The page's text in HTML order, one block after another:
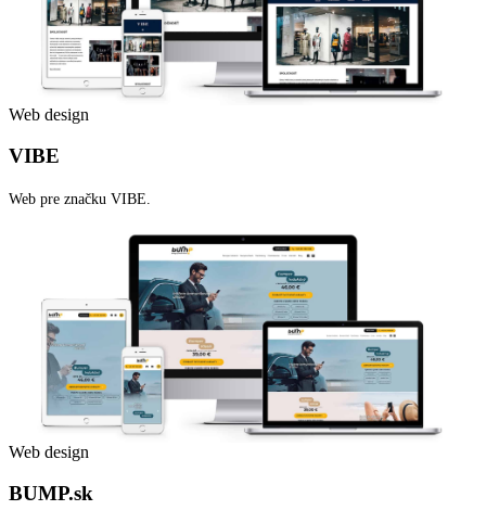
Web design
VIBE
Web pre značku VIBE.
Web design
BUMP.sk